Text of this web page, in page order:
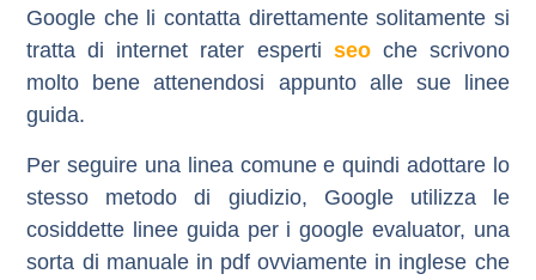
Google che li contatta direttamente solitamente si
tratta di internet rater esperti seoche scrivono
molto bene attenendosi appunto alle sue linee
guida.
Per seguire una linea comune e quindi adottare lo
stesso metodo di giudizio, Google utilizza le
cosiddette linee guida per i google evaluator, una
sorta di manuale in pdf ovviamente in inglese che